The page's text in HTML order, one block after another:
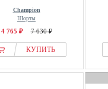
Champion
Шорты
4 765 ₽ 7 630 ₽
КУПИТЬ